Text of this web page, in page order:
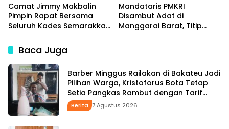
Camat Jimmy Makbalin
Pimpin Rapat Bersama
Seluruh Kades Semarakkan
Instruksi Bupati SBS dan
Wabup HMS
Mandataris PMKRI
Disambut Adat di
Manggarai Barat, Titip
Baca Juga
Barber Minggus Railakan di Bakateu Jadi
Pilihan Warga, Kristoforus Bota Tetap
Setia Pangkas Rambut dengan Tarif
Rp15 Ribu per Kepala
Berita 7 Agustus 2026